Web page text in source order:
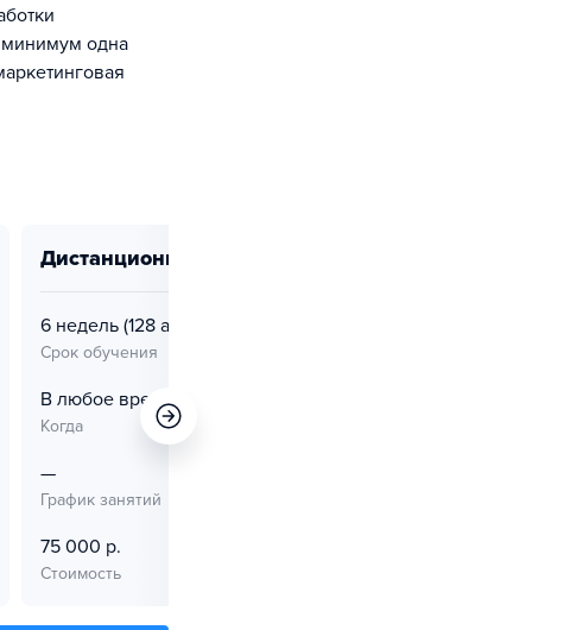
минимум одна
дистанционно
6 недель (128 ак. ч.)
Срок обучения
В любое время
Когда
—
График занятий
75 000 р.
Стоимость